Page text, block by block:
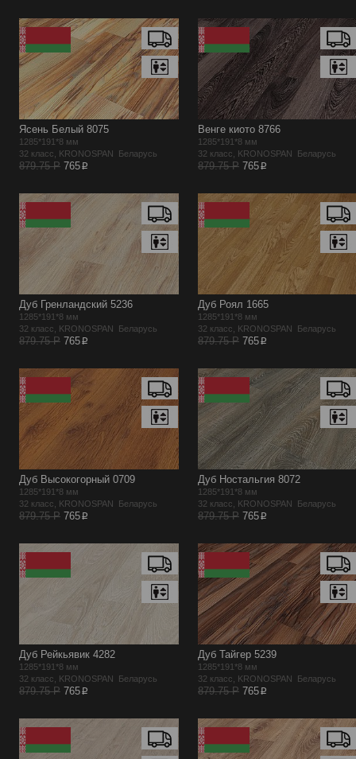
Ясень Белый 8075
1285*191*8 мм
32 класс, KRONOSPAN Беларусь
879.75 Р 765p
Венге киото 8766
1285*191*8 мм
32 класс, KRONOSPAN Беларусь
879.75 Р 765p
Дуб Гренландский 5236
1285*191*8 мм
32 класс, KRONOSPAN Беларусь
879.75 Р 765p
Дуб Роял 1665
1285*191*8 мм
32 класс, KRONOSPAN Беларусь
879.75 Р 765p
Дуб Высокогорный 0709
1285*191*8 мм
32 класс, KRONOSPAN Беларусь
879.75 Р 765p
Дуб Ностальгия 8072
1285*191*8 мм
32 класс, KRONOSPAN Беларусь
879.75 Р 765p
Дуб Рейкьявик 4282
1285*191*8 мм
32 класс, KRONOSPAN Беларусь
879.75 Р 765p
Дуб Тайгер 5239
1285*191*8 мм
32 класс, KRONOSPAN Беларусь
879.75 Р 765p